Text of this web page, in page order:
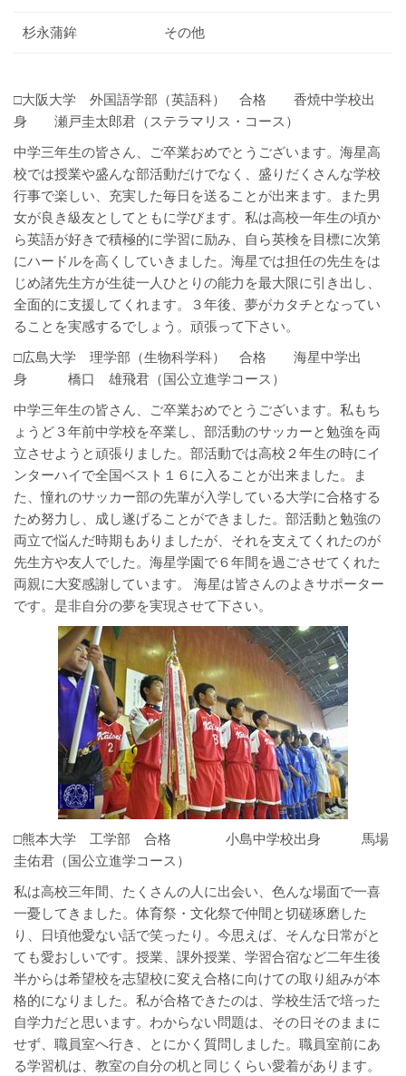
杉永蒲鉾 その他
□大阪大学 外国語学部（英語科） 合格 香焼中学校出
身 瀬戸圭太郎君（ステラマリス・コース）
中学三年生の皆さん、ご卒業おめでとうございます。海星高
校では授業や盛んな部活動だけでなく、盛りだくさんな学校
行事で楽しい、充実した毎日を送ることが出来ます。また男
女が良き級友としてともに学びます。私は高校一年生の頃か
ら英語が好きで積極的に学習に励み、自ら英検を目標に次第
にハードルを高くしていきました。海星では担任の先生をは
じめ諸先生方が生徒一人ひとりの能力を最大限に引き出し、
全面的に支援してくれます。３年後、夢がカタチとなってい
ることを実感するでしょう。頑張って下さい。
□広島大学 理学部（生物科学科） 合格 海星中学出
身 橋口 雄飛君（国公立進学コース）
中学三年生の皆さん、ご卒業おめでとうございます。私もち
ょうど３年前中学校を卒業し、部活動のサッカーと勉強を両
立させようと頑張りました。部活動では高校２年生の時にイ
ンターハイで全国ベスト１６に入ることが出来ました。ま
た、憧れのサッカー部の先輩が入学している大学に合格する
ため努力し、成し遂げることができました。部活動と勉強の
両立で悩んだ時期もありましたが、それを支えてくれたのが
先生方や友人でした。海星学園で６年間を過ごさせてくれた
両親に大変感謝しています。 海星は皆さんのよきサポーター
です。是非自分の夢を実現させて下さい。
□熊本大学 工学部 合格 小島中学校出身 馬場
圭佑君（国公立進学コース）
私は高校三年間、たくさんの人に出会い、色んな場面で一喜
一憂してきました。体育祭・文化祭で仲間と切磋琢磨した
り、日頃他愛ない話で笑ったり。今思えば、そんな日常がと
ても愛おしいです。授業、課外授業、学習合宿など二年生後
半からは希望校を志望校に変え合格に向けての取り組みが本
格的になりました。私が合格できたのは、学校生活で培った
自学力だと思います。わからない問題は、その日そのままに
せず、職員室へ行き、とにかく質問しました。職員室前にあ
る学習机は、教室の自分の机と同じくらい愛着があります。